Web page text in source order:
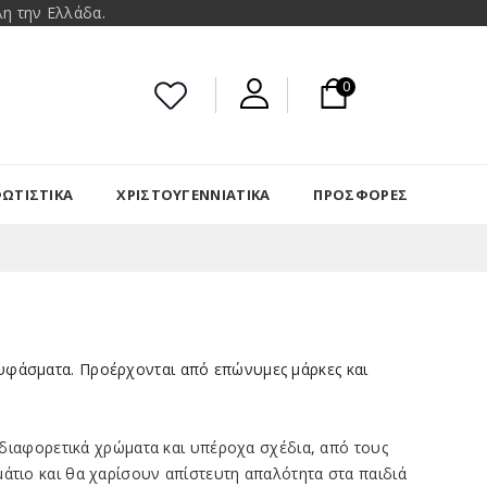
την Ελλάδα.
0
ΧΡΙΣΤΟΥΓΕΝΝΙΆΤΙΚΑ ΠΡΟΣΦΟΡΈΣ
Προέρχονται από επώνυμεςμάρκες και
χρώματα και υπέροχα σχέδια, από τους
και θα χαρίσουν απίστευτη απαλότητα στα παιδιά